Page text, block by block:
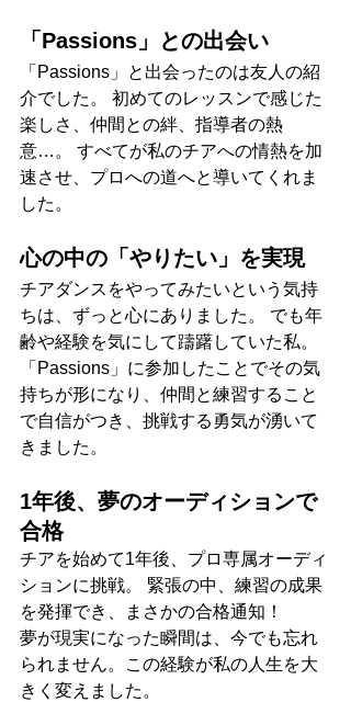
「Passions」との出会い
「Passions」と出会ったのは友人の紹
介でした。 初めてのレッスンで感じた
楽しさ、仲間との絆、指導者の熱
意…。 すべてが私のチアへの情熱を加
速させ、プロへの道へと導いてくれま
した。
心の中の「やりたい」を実現
チアダンスをやってみたいという気持
ちは、ずっと心にありました。 でも年
齢や経験を気にして躊躇していた私。
「Passions」に参加したことでその気
持ちが形になり、仲間と練習すること
で自信がつき、挑戦する勇気が湧いて
きました。
1年後、夢のオーディションで
合格
チアを始めて1年後、プロ専属オーディ
ションに挑戦。 緊張の中、練習の成果
を発揮でき、まさかの合格通知！
夢が現実になった瞬間は、今でも忘れ
られません。この経験が私の人生を大
きく変えました。